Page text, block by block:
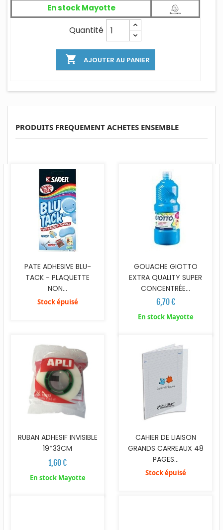
En stock Mayotte
Quantité
 AJOUTER AU PANIER
PRODUITS FREQUEMENT ACHETES ENSEMBLE
PATE ADHESIVE BLU-
TACK - PLAQUETTE
NON...
Stock épuisé
GOUACHE GIOTTO
EXTRA QUALITY SUPER
CONCENTRÉE...
6,70 €
En stock Mayotte
RUBAN ADHESIF INVISIBLE
19*33CM
1,60 €
En stock Mayotte
CAHIER DE LIAISON
GRANDS CARREAUX 48
PAGES...
Stock épuisé